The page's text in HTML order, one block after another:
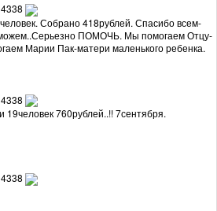
Собрано 418рублей. Спасибо всем-
ПОМОЧЬ. Мы помогаем Отцу-
Марии Пак-матери маленького ребенка.
19человек 760рублей..!! 7сентября.